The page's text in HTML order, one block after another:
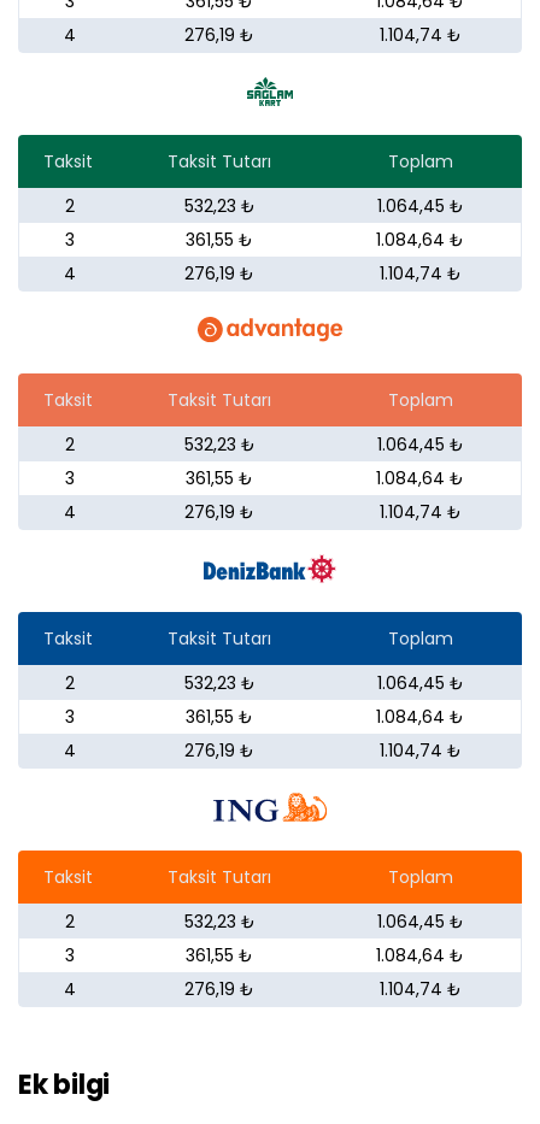
4
276,19 ₺ 1.104,74 ₺
Taksit Taksit Tutarı
Toplam
2
532,23 ₺
1.064,45 ₺
3
361,55 ₺
1.084,64 ₺
4
276,19 ₺ 1.104,74 ₺
Taksit Taksit Tutarı
Toplam
2
532,23 ₺
1.064,45 ₺
3
361,55 ₺
1.084,64 ₺
4
276,19 ₺ 1.104,74 ₺
Taksit Taksit Tutarı
Toplam
2
532,23 ₺
1.064,45 ₺
3
361,55 ₺
1.084,64 ₺
4
276,19 ₺ 1.104,74 ₺
Taksit Taksit Tutarı
Toplam
2
532,23 ₺
1.064,45 ₺
3
361,55 ₺
1.084,64 ₺
4
276,19 ₺ 1.104,74 ₺
Ek bilgi